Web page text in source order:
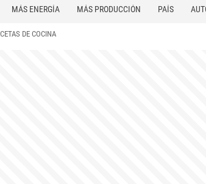
MÁS ENERGÍA MÁS PRODUCCIÓN PAÍS
DE COCINA